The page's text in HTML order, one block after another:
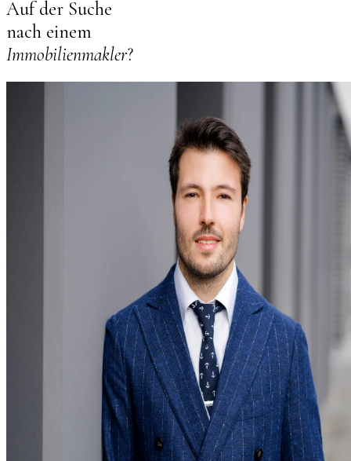
Auf der Suche
nach einem
Immobilienmakler?